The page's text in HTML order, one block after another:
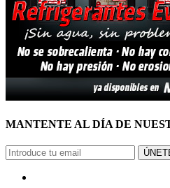
MANTENTE AL DÍA DE